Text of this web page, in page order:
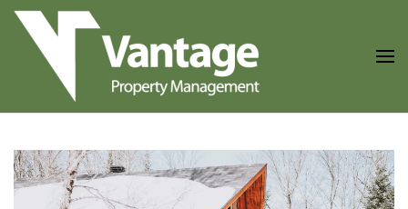
Skip to main content